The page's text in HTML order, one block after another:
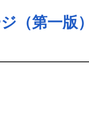
（第一版）